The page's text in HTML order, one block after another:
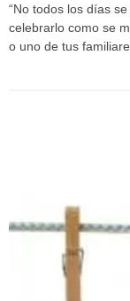
“No todos los días
celebrarlo como se
o uno de tus